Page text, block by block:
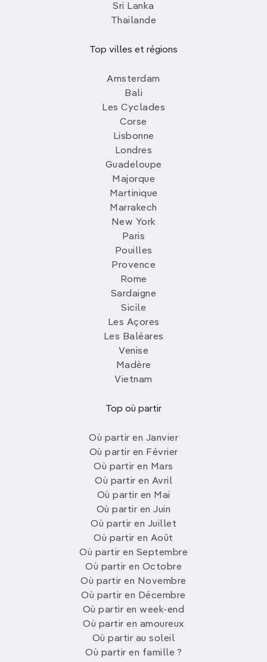
Sri Lanka
Thailande
Top villes et régions
Amsterdam
Bali
Les Cyclades
Corse
Lisbonne
Londres
Guadeloupe
Majorque
Martinique
Marrakech
New York
Paris
Pouilles
Provence
Rome
Sardaigne
Sicile
Les Açores
Les Baléares
Venise
Madère
Vietnam
Top où partir
Où partir en Janvier
Où partir en Février
Où partir en Mars
Où partir en Avril
Où partir en Mai
Où partir en Juin
Où partir en Juillet
Où partir en Août
Où partir en Septembre
Où partir en Octobre
Où partir en Novembre
Où partir en Décembre
Où partir en week-end
Où partir en amoureux
Où partir au soleil
Où partir en famille ?